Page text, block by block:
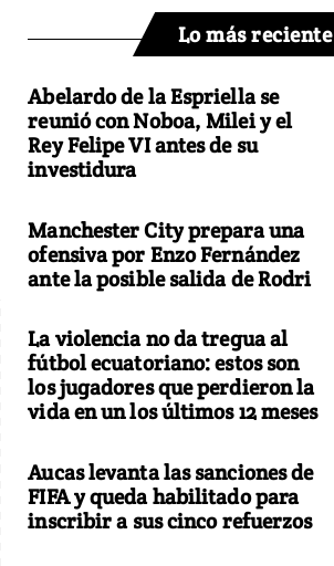
Lo más reciente
Abelardo de la Espriella se
reunió con Noboa, Milei y el
Rey Felipe VI antes de su
investidura
Manchester City prepara una
ofensiva por Enzo Fernández
ante la posible salida de Rodri
La violencia no da tregua al
fútbol ecuatoriano: estos son
los jugadores que perdieron la
vida en un los últimos 12 meses
Aucas levanta las sanciones de
FIFA y queda habilitado para
inscribir a sus cinco refuerzos